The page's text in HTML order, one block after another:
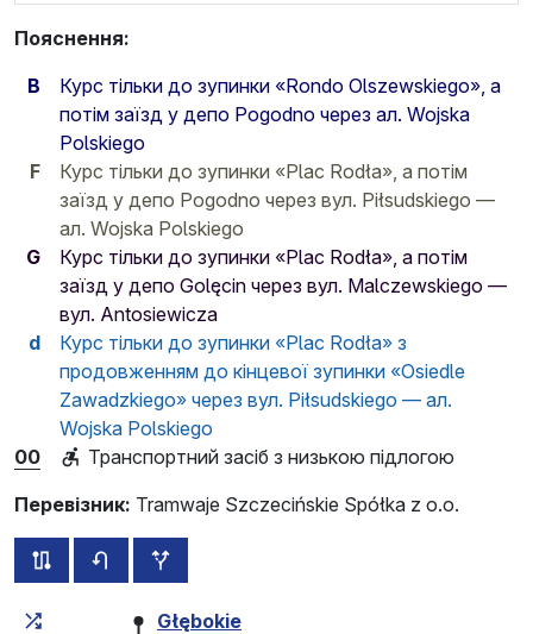
Пояснення:
B
Курс тільки до зупинки «Rondo Olszewskiego», а
потім заїзд у депо Pogodno через ал. Wojska
Polskiego
F
Курс тільки до зупинки «Plac Rodła», а потім
заїзд у депо Pogodno через вул. Piłsudskiego —
ал. Wojska Polskiego
G
Курс тільки до зупинки «Plac Rodła», а потім
заїзд у депо Golęcin через вул. Malczewskiego —
вул. Antosiewicza
d
Курс тільки до зупинки «Plac Rodła» з
продовженням до кінцевої зупинки «Osiedle
Zawadzkiego» через вул. Piłsudskiego — ал.
Wojska Polskiego
00
Транспортний засіб з низькою підлогою
Перевізник: Tramwaje Szczecińskie Spółka z o.o.
всі схеми цього маршруту
розклад руху у зворотньому напрямку
Загальний час у дорозі
Głębokie